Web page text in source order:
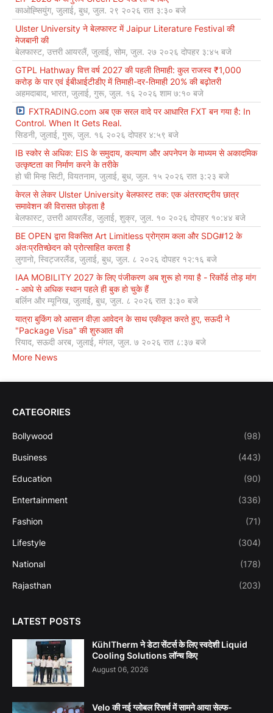
काओह्सियुंग, जुलाई, बुध, जुल. २९ २०२६ रात ३:३० बजे
Ulster University ने बेलफास्ट में Jaipur Literature Festival की
मेजबानी की
बेलफास्ट, उत्तरी आयरलैं, जुलाई, सोम, जुल. २७ २०२६ दोपहर ३:४५ बजे
GTPL Hathway वित्त वर्ष 2027 की पहली तिमाही: कुल राजस्व ₹1,000
करोड़ के पार एवं ईबीआईटीडीए में तिमाही-दर-तिमाही 20% की बढ़ोतरी
अहमदाबाद, भारत, जुलाई, गुरू, जुल. १६ २०२६ शाम ७:१० बजे
FXTRADING.com अब एक सरल वादे पर आधारित FXT बन गया है: In
Control. When It Gets Real.
सिडनी, जुलाई, गुरू, जुल. १६ २०२६ दोपहर ४:५९ बजे
IB स्कोर से अधिक: EIS के समुदाय, कल्याण और अपनेपन के माध्यम से अकादमिक
उत्कृष्टता का निर्माण करने के तरीके
हो ची मिन्ह सिटी, वियतनाम, जुलाई, बुध, जुल. १५ २०२६ रात ३:२३ बजे
केरल से लेकर Ulster University बेलफास्ट तक: एक अंतरराष्ट्रीय छात्र
समावेशन की विरासत छोड़ता है
बेलफास्ट, उत्तरी आयरलैंड, जुलाई, शुक्र, जुल. १० २०२६ दोपहर १०:४४ बजे
BE OPEN द्वारा विकसित Art Limitless प्रोग्राम कला और SDG#12 के
अंतःप्रतिच्छेदन को प्रोत्साहित करता है
लुगानो, स्विट्जरलैंड, जुलाई, बुध, जुल. ८ २०२६ दोपहर १२:१६ बजे
IAA MOBILITY 2027 के लिए पंजीकरण अब शुरू हो गया है - रिकॉर्ड तोड़ मांग
- आधे से अधिक स्थान पहले ही बुक हो चुके हैं
बर्लिन और म्यूनिख, जुलाई, बुध, जुल. ८ २०२६ रात ३:३० बजे
यात्रा बुकिंग को आसान वीज़ा आवेदन के साथ एकीकृत करते हुए, सऊदी ने
"Package Visa" की शुरुआत की
रियाद, सऊदी अरब, जुलाई, मंगल, जुल. ७ २०२६ रात ८:३७ बजे
More News
CATEGORIES
Bollywood (98)
Business (443)
Education (90)
Entertainment (336)
Fashion (71)
Lifestyle (304)
National (178)
Rajasthan (203)
LATEST POSTS
KühlTherm ने डेटा सेंटर्स के लिए स्वदेशी Liquid
Cooling Solutions लॉन्च किए
August 06, 2026
Velo की नई ग्लोबल रिसर्च में सामने आया सेल्फ-